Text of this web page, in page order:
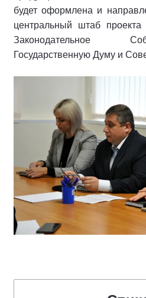
будет оформлена и
центральный штаб
Законодательное
Государственную Думу и